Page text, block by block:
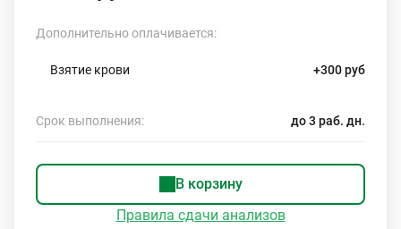
Дополнительно оплачивается:
Взятие крови +300 руб
Срок выполнения: до 3 раб. дн.
В корзину
Правила сдачи анализов